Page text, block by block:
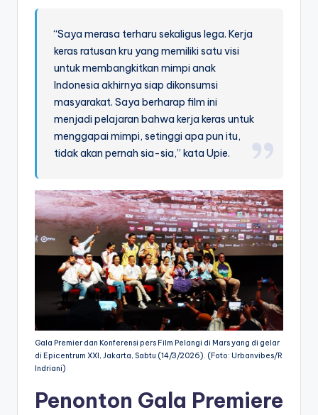
“Saya merasa terharu sekaligus lega. Kerja
keras ratusan kru yang memiliki satu visi
untuk membangkitkan mimpi anak
Indonesia akhirnya siap dikonsumsi
masyarakat. Saya berharap film ini
menjadi pelajaran bahwa kerja keras untuk
menggapai mimpi, setinggi apa pun itu,
tidak akan pernah sia-sia,” kata Upie.
Gala Premier dan Konferensi pers Film Pelangi di Mars yang di gelar
di Epicentrum XXI, Jakarta, Sabtu (14/3/2026). (Foto: Urbanvibes/R
Indriani)
Penonton Gala Premiere